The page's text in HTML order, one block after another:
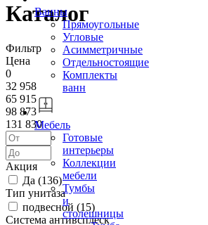
Ванны
Прямоугольные
Угловые
Асимметричные
Отдельностоящие
Комплекты
ванн
Мебель
Готовые
интерьеры
Коллекции
мебели
Тумбы
и
столешницы
Каталог
Фильтр
Цена
0
32 958
65 915
98 873
131 830
Акция
Да (136)
Тип унитаза
подвесной (15)
Система антивсплеск